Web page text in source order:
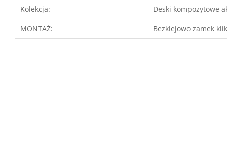
Kolekcja: Deski kompozytowe
MONTAŻ: Bezklejowo zamek klik